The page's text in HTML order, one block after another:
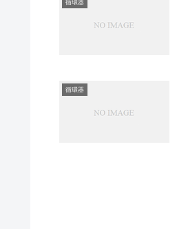
循環器
循環器